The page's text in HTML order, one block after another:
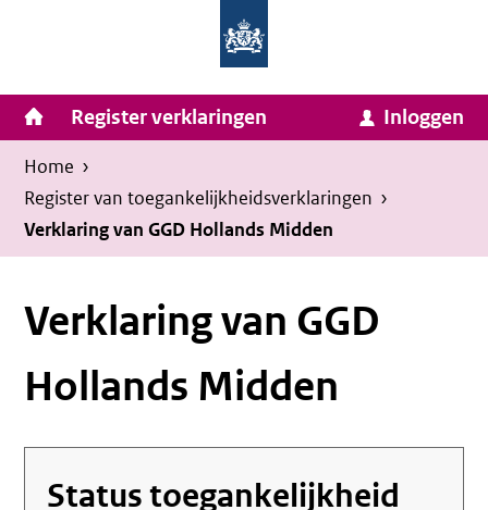
inhoud
van
Zaken
en
Koninkrijksrelaties
Homepage
van
Invulassistent
Toegankelijkheidsverklaring
Toegankelijkheidsverklaring
Hoofdnavigatie
Register verklaringen Inloggen
Kruimelpad
U
bevindt
zich
hier:
Home ›
Register van toegankelijkheids­verklaringen ›
Verklaring van GGD Hollands Midden
Verklaring van GGD
Hollands Midden
Status toegankelijkheid